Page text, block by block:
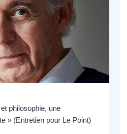
philosophie, une
» (Entretien pour Le Point)